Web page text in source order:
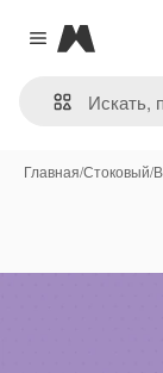
Close menu
Magnific
Главная/Стоковый/